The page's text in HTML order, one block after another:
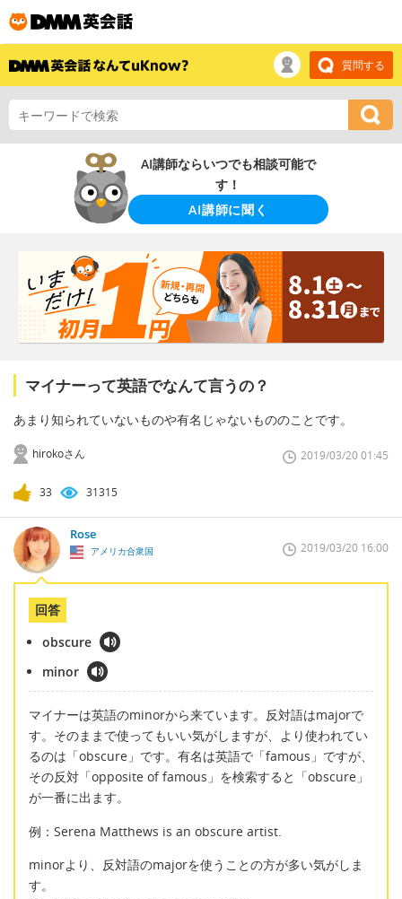
質問する
AI講師ならいつでも相談可能で
す！
AI講師に聞く
マイナーって英語でなんて言うの？
あまり知られていないものや有名じゃないもののことです。
hirokoさん 2019/03/20 01:45
33 31315
Rose
アメリカ合衆国 2019/03/20 16:00
回答
obscure
minor
マイナーは英語のminorから来ています。反対語はmajorで
す。そのままで使ってもいい気がしますが、より使われてい
るのは「obscure」です。有名は英語で「famous」ですが、
その反対「opposite of famous」を検索すると「obscure」
が一番に出ます。
例：Serena Matthews is an obscure artist.
minorより、反対語のmajorを使うことの方が多い気がしま
す。